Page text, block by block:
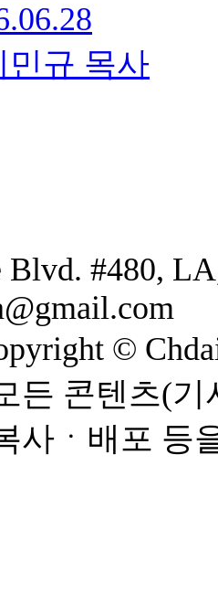
민규 목사
#480,
©
든 콘텐츠(
사ㆍ배포 등